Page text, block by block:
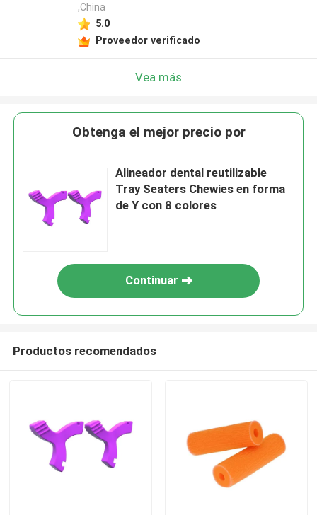
Hogar
,China
5.0
Proveedor verificado
Vea más
Obtenga el mejor precio por
Alineador dental reutilizable
Tray Seaters Chewies en forma
de Y con 8 colores
Continuar
Productos recomendados